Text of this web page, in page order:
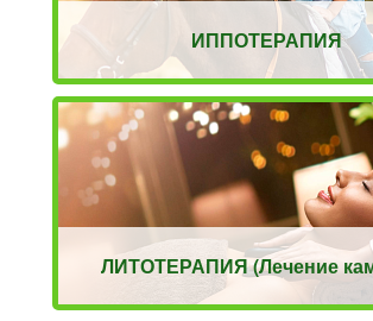
ИППОТЕРАПИЯ
ЛИТОТЕРАПИЯ (Лечение